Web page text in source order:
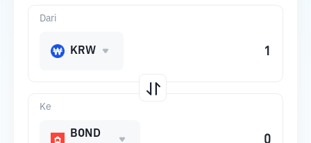
Ke
BOND
Dari
KRW